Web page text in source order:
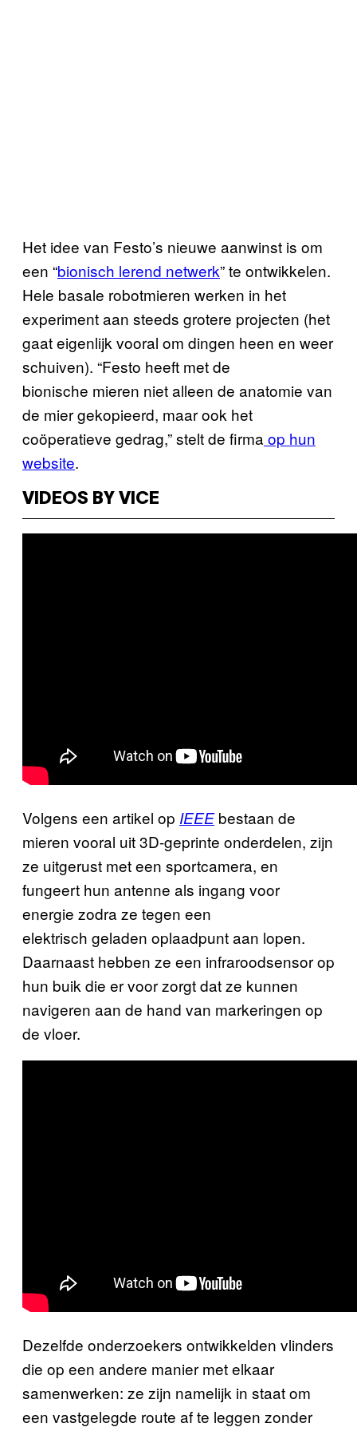
Het idee van Festo’s nieuwe aanwinst is om
een “bionisch lerend netwerk” te ontwikkelen.
Hele basale robotmieren werken in het
experiment aan steeds grotere projecten (het
gaat eigenlijk vooral om dingen heen en weer
schuiven). “Festo heeft met de
bionische mieren niet alleen de anatomie van
de mier gekopieerd, maar ook het
coöperatieve gedrag,” stelt de firma op hun
website.
VIDEOS BY VICE
Volgens een artikel op IEEEbestaan de
mieren vooral uit 3D-geprinte onderdelen, zijn
ze uitgerust met een sportcamera, en
fungeert hun antenne als ingang voor
energie zodra ze tegen een
elektrisch geladen oplaadpunt aan lopen.
Daarnaast hebben ze een infraroodsensor op
hun buik die er voor zorgt dat ze kunnen
navigeren aan de hand van markeringen op
de vloer.
Dezelfde onderzoekers ontwikkelden vlinders
die op een andere manier met elkaar
samenwerken: ze zijn namelijk in staat om
een vastgelegde route af te leggen zonder